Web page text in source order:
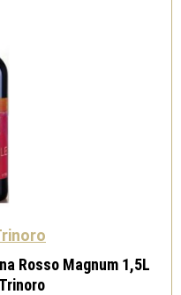
Rosso Magnum 1,5L